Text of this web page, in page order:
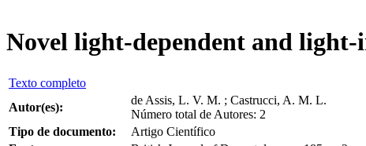
Novel light-dependent and
Texto completo
Autor(es):
de Assis, L. V. M. ; Castrucci, A. M. L.
Número total de Autores: 2
Tipo de documento:
Artigo Científico